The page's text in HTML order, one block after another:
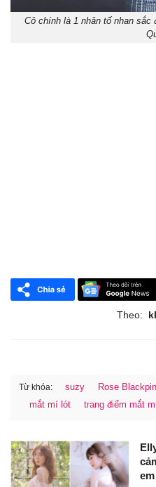
Cô chính là 1 nhân tố nhan
Theo:
Từ khóa: suzy Rose
mắt mí lót
trang điểm mắt